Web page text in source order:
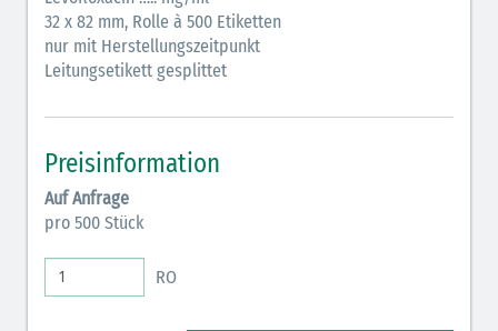
Antikoagulantien (hellgrau/weiß mit schwarzem
Rahmen)
Rahmen)
Elektrolyte (grün-pink)
Elektrolyte Kalium (grün-blau)
Elektrolyte NaCl (grün)
Inodilatatoren (rot-grün)
32 x 82 mm, Rolle à 500 Etiketten
nur mit Herstellungszeitpunkt
Leitungsetikett gesplittet
Preisinformation
Auf Anfrage
pro 500 Stück
RO